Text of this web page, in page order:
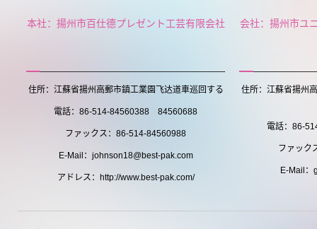
本社：揚州市百仕德プレゼント工芸有限会社
住所：江蘇省揚州高郵市鎮工業園飞达道車巡回する
電話：86-514-84560388 84560688
ファックス：86-514-84560988
E-Mail：johnson18@best-pak.com
アドレス：http://www.best-pak.com/
会社：揚州市ユ
住所：江蘇省揚州
電話：86-
ファック
E-Mail：